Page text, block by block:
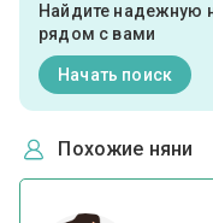
Найдите надежную
рядом с вами
Начать поиск
Похожие няни